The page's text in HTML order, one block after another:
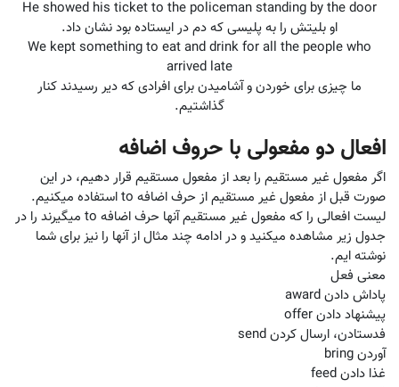
او بلیتش را به پلیسی که دم در ایستاده بود نشان داد.
‏We kept something to eat and drink for all the people who
arrived late
ما چیزی برای خوردن و آشامیدن برای افرادی که دیر رسیدند کنار
گذاشتیم.
افعال دو مفعولی با حروف اضافه
اگر مفعول غیر مستقیم را بعد از مفعول مستقیم قرار دهیم، در این
صورت قبل از مفعول غیر مستقیم از حرف اضافه to استفاده میکنیم.
لیست افعالی را که مفعول غیر مستقیم آنها حرف اضافه to میگیرند را در
جدول زیر مشاهده میکنید و در ادامه چند مثال از آنها را نیز برای شما
نوشته ایم.
معنی فعل
پاداش دادن award
پیشنهاد دادن offer
فدستادن، ارسال کردن send
آوردن bring
غذا دادن feed